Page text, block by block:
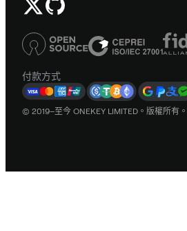
付款方式
© 2019–至今 ONEKEY LIMITED。版權所有。